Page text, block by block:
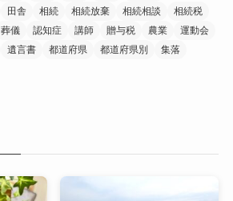
田舎 相続 相続放棄 相続相談
相続税
葬儀 認知症 講師 贈与税 農業
運動会
遺言書 都道府県 都道府県別
集落